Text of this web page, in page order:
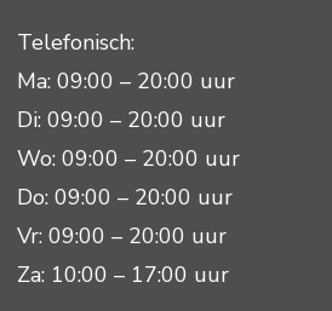
Telefonisch:
Ma: 09:00 – 20:00 uur
Di: 09:00 – 20:00 uur
Wo: 09:00 – 20:00 uur
Do: 09:00 – 20:00 uur
Vr: 09:00 – 20:00 uur
Za: 10:00 – 17:00 uur